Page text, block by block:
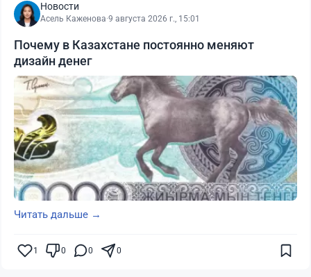
Новости
Асель Каженова·9 августа 2026 г., 15:01
Почему в Казахстане постоянно меняют
дизайн денег
Читать дальше →
1 0 0 0